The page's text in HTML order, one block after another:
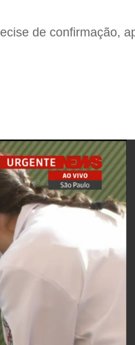
de confirmação,